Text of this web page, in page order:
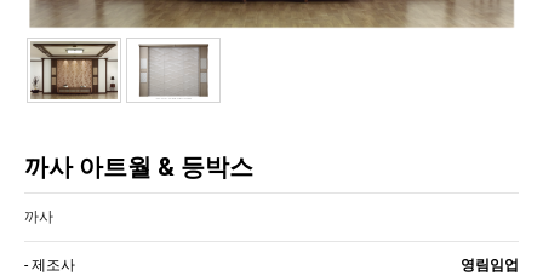
까사 아트월 & 등박스
까사
- 제조사 영림임업